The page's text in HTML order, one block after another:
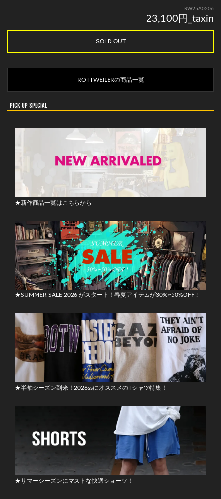
RW25A0206
23,100円_taxin
SOLD OUT
ROTTWEILERの商品一覧
PICK UP SPECIAL
★新作商品一覧はこちらから
★SUMMER SALE 2026 がスタート！春夏アイテムが30%~50%OFF !
★半袖シーズン到来！2026ssにオススメのTシャツ特集！
★サマーシーズンにマストな快適ショーツ！